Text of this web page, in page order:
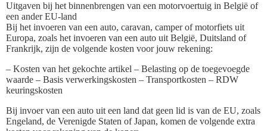
Uitgaven bij het binnenbrengen van een motorvoertuig in België of
een ander EU-land
Bij het invoeren van een auto, caravan, camper of motorfiets uit
Europa, zoals het invoeren van een auto uit België, Duitsland of
Frankrijk, zijn de volgende kosten voor jouw rekening:
– Kosten van het gekochte artikel – Belasting op de toegevoegde
waarde – Basis verwerkingskosten – Transportkosten – RDW
keuringskosten
Bij invoer van een auto uit een land dat geen lid is van de EU, zoals
Engeland, de Verenigde Staten of Japan, komen de volgende extra